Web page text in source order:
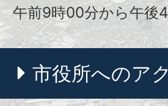
午前9時00分から午後
市役所へのア